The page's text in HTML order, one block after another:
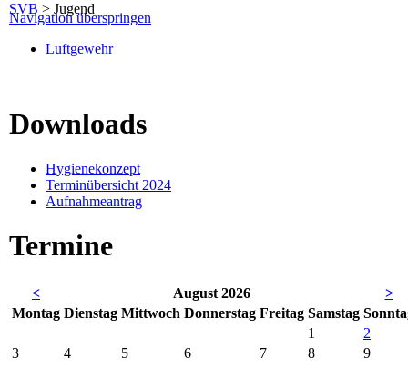
SVB > Jugend
Navigation überspringen
Luftgewehr
Downloads
Hygienekonzept
Terminübersicht 2024
Aufnahmeantrag
Termine
< August 2026
>
Montag Dienstag Mittwoch Donnerstag Freitag Samstag So
1
2
3
4 5 6 7 8
9